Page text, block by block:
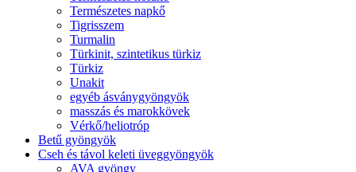
Természetes napkő
Tigrisszem
Turmalin
Türkinit, szintetikus türkiz
Türkiz
Unakit
egyéb ásványgyöngyök
masszás és marokkövek
Vérkő/heliotróp
Betű gyöngyök
Cseh és távol keleti üveggyöngyök
AVA gyöngy